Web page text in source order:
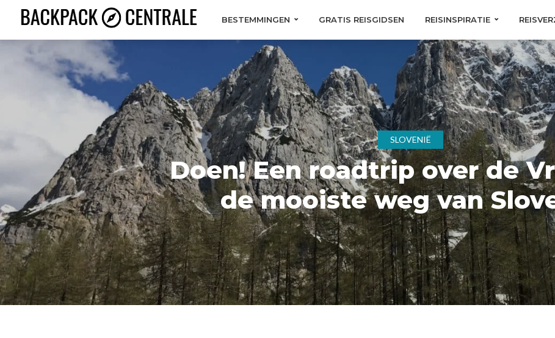
BESTEMMINGEN GRATIS REISGIDSEN REISINSPIRATIE
SLOVENIË
Doen! Een roadtrip over de
de mooiste weg van